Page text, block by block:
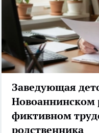
Заведующая
Новоаннинском
фиктивном
родственника